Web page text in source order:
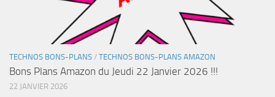
TECHNOS BONS-PLANS / TECHNOS BONS-PLANS AMAZON
Bons Plans Amazon du Jeudi 22 Janvier 2026 !!!
22 JANVIER 2026